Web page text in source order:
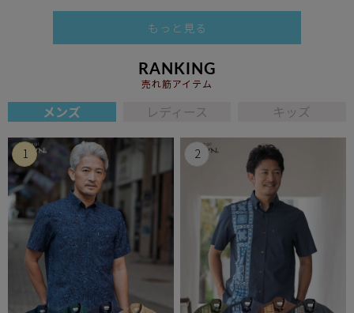
もっと見る
RANKING
売れ筋アイテム
メンズ レディース キッズ